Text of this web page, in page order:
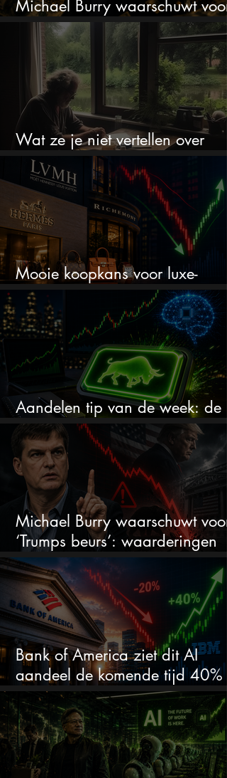
Michael Burry waarschuwt voor
crash zoals in 1987
Wat ze je niet vertellen over
erfbelasting
Mooie koopkans voor luxe-
aandelen door recente correctie?
Aandelen tip van de week: de
markt onderschat dit AI-bedrijf
Michael Burry waarschuwt voor
‘Trumps beurs’: waarderingen
doen er niet meer toe
Bank of America ziet dit AI
aandeel de komende tijd 40%
stijgen na 20% daling